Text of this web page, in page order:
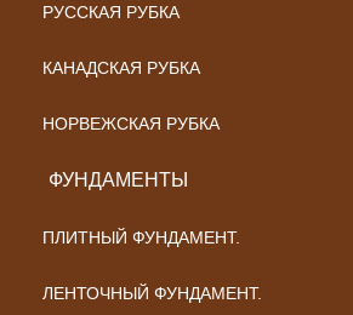
РУССКАЯ РУБКА
КАНАДСКАЯ РУБКА
НОРВЕЖСКАЯ РУБКА
ФУНДАМЕНТЫ
ПЛИТНЫЙ ФУНДАМЕНТ.
ЛЕНТОЧНЫЙ ФУНДАМЕНТ.